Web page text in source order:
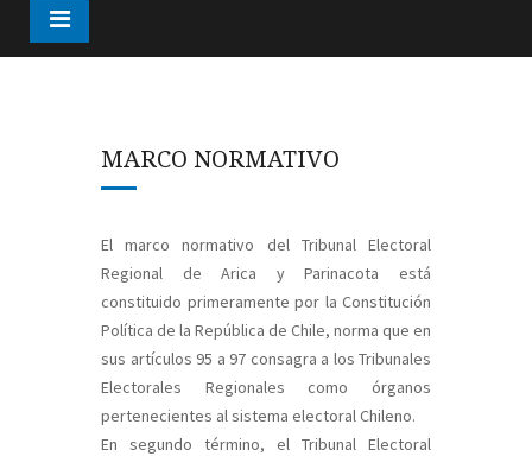
MARCO NORMATIVO
El marco normativo del Tribunal Electoral
Regional de Arica y Parinacota está
constituido primeramente por la Constitución
Política de la República de Chile, norma que en
sus artículos 95 a 97 consagra a los Tribunales
Electorales Regionales como órganos
pertenecientes al sistema electoral Chileno.
En segundo término, el Tribunal Electoral